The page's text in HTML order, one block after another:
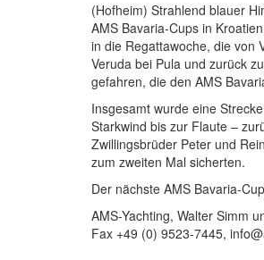
(Hofheim) Strahlend blauer
AMS Bavaria-Cups in
in die Regattawoche, die von
Veruda bei Pula und zurück
gefahren, die den AMS
Insgesamt wurde eine
Starkwind bis zur Flaute –
Zwillingsbrüder Peter und
zum zweiten Mal sicherten.
Der nächste AMS Bavaria-
AMS-Yachting, Walter Simm
Fax +49 (0) 9523-7445,